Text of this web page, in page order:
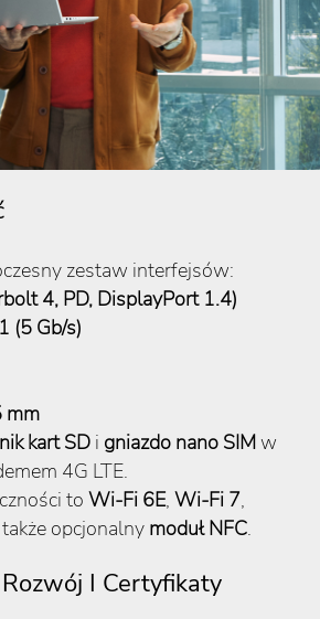
zestaw interfejsów:
4, PD, DisplayPort 1.4)
(5 Gb/s)
mm
kart SD i gniazdo nano SIMw
4G LTE.
to Wi-Fi 6E, Wi-Fi 7,
także opcjonalny moduł NFC.
I Certyfikaty